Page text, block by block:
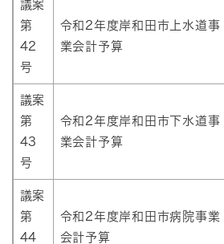
議案
第
42
号
令和2年度岸和田市上水道事
業会計予算
議案
第
43
号
令和2年度岸和田市下水道事
業会計予算
議案
第
44
令和2年度岸和田市病院事業
会計予算